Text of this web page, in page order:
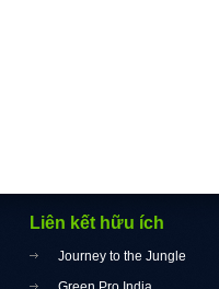
Liên kết hữu ích
Journey to the Jungle